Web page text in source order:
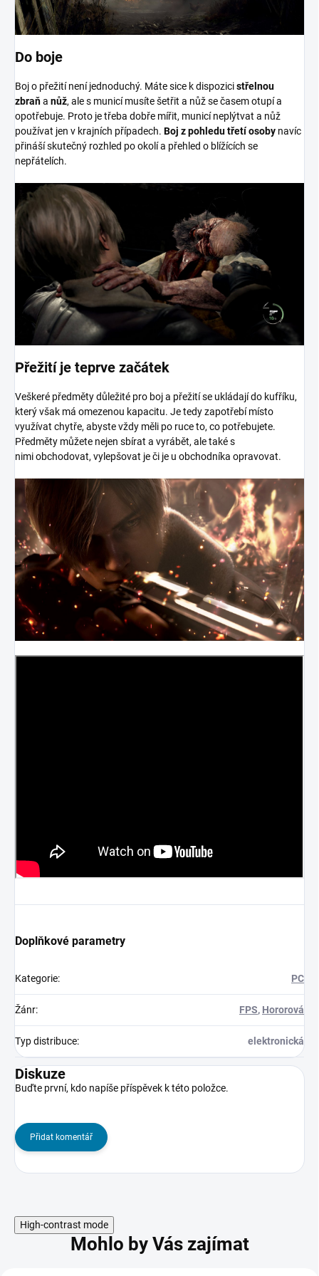
Do boje
Boj o přežití není jednoduchý. Máte sice k dispozicistřelnou
zbraňa nůž, ale s municí musíte šetřit a nůž se časem otupí a
opotřebuje. Proto je třeba dobře mířit, municí neplýtvat a nůž
používat jen v krajních případech. Boj z pohledu třetí osoby navíc
přináší skutečný rozhled po okolí a přehled o blížících se
nepřátelích.
Přežití je teprve začátek
Veškeré předměty důležité pro boj a přežití se ukládají do kufříku,
který však má omezenou kapacitu. Je tedy zapotřebí místo
využívat chytře, abyste vždy měli po ruce to, co potřebujete.
Předměty můžete nejen sbírat a vyrábět, ale také s
nimi obchodovat, vylepšovat je či je u obchodníka opravovat.
Doplňkové parametry
Kategorie: PC
Žánr: FPS, Hororová
Typ distribuce: elektronická
Diskuze
Buďte první, kdo napíše příspěvek k této položce.
Přidat komentář
High-contrast mode
Mohlo by Vás zajímat